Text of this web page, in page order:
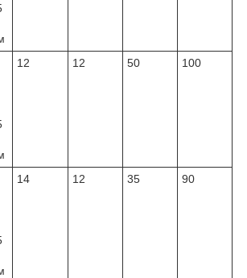
12 12 50 100
14 12 35 90